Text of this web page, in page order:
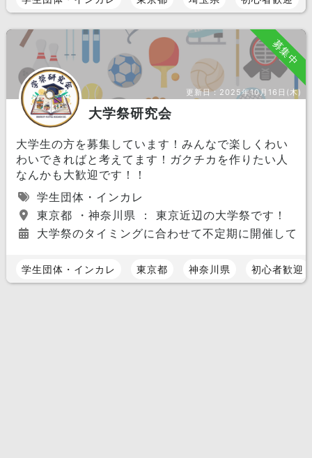
募集中
更新日： 2025年10月16日(木)
大学祭研究会
大学生の方を募集しています！みんなで楽しくわい
わいできればと考えてます！ガクチカを作りたい人
なんかも大歓迎です！！
学生団体・インカレ
東京都 ・神奈川県 ： 東京近辺の大学祭です！
大学祭のタイミングに合わせて不定期に開催して
学生団体・インカレ 東京都 神奈川県 初心者歓迎